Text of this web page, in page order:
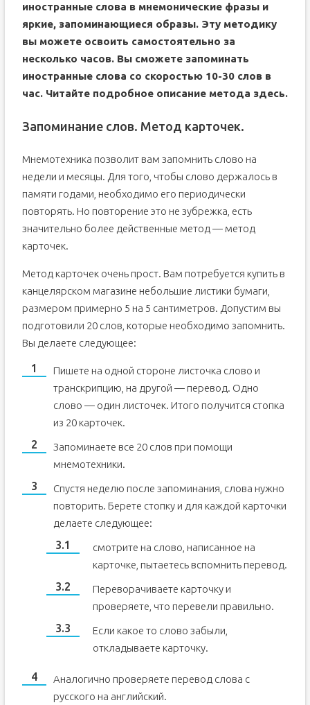
иностранные слова в мнемонические фразы и
яркие, запоминающиеся образы. Эту методику
вы можете освоить самостоятельно за
несколько часов. Вы сможете запоминать
иностранные слова со скоростью 10-30 слов в
час. Читайте подробное описание метода здесь.
Запоминание слов. Метод карточек.
Мнемотехника позволит вам запомнить слово на
недели и месяцы. Для того, чтобы слово держалось в
памяти годами, необходимо его периодически
повторять. Но повторение это не зубрежка, есть
значительно более действенные метод — метод
карточек.
Метод карточек очень прост. Вам потребуется купить в
канцелярском магазине небольшие листики бумаги,
размером примерно 5 на 5 сантиметров. Допустим вы
подготовили 20 слов, которые необходимо запомнить.
Вы делаете следующее:
Пишете на одной стороне листочка слово и
транскрипцию, на другой — перевод. Одно
слово — один листочек. Итого получится стопка
из 20 карточек.
Запоминаете все 20 слов при помощи
мнемотехники.
Спустя неделю после запоминания, слова нужно
повторить. Берете стопку и для каждой карточки
делаете следующее:
смотрите на слово, написанное на
карточке, пытаетесь вспомнить перевод.
Переворачиваете карточку и
проверяете, что перевели правильно.
Если какое то слово забыли,
откладываете карточку.
Аналогично проверяете перевод слова с
русского на английский.